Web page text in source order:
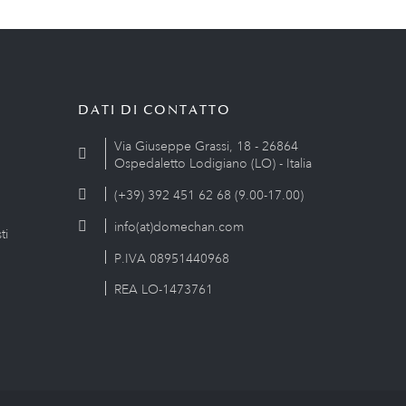
DATI DI CONTATTO
Via Giuseppe Grassi, 18 - 26864
Ospedaletto Lodigiano (LO) - Italia
(+39) 392 451 62 68 (9.00-17.00)
info(at)domechan.com
P.IVA 08951440968
REA LO-1473761